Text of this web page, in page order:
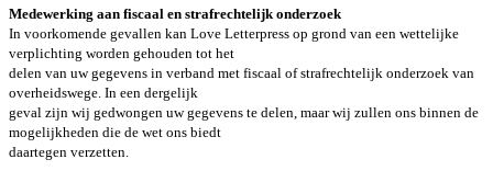
Medewerking aan fiscaal en strafrechtelijk onderzoek
In voorkomende gevallen kan Love Letterpress op grond van een wettelijke
verplichting worden gehouden tot het
delen van uw gegevens in verband met fiscaal of strafrechtelijk onderzoek van
overheidswege. In een dergelijk
geval zijn wij gedwongen uw gegevens te delen, maar wij zullen ons binnen de
mogelijkheden die de wet ons biedt
daartegen verzetten.